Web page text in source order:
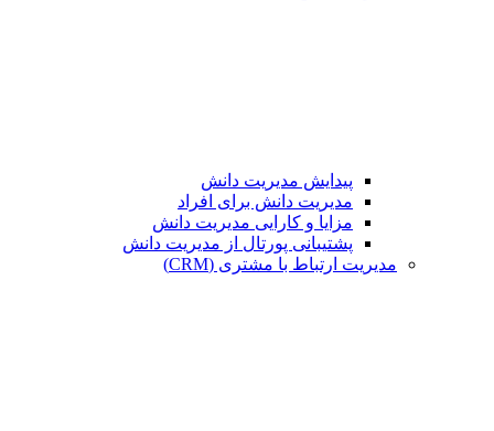
پیدایش مدیریت دانش
مدیریت دانش برای افراد
مزایا و کارایی مدیریت دانش
پشتیبانی پورتال از مدیریت دانش
مدیریت ارتباط با مشتری (CRM)